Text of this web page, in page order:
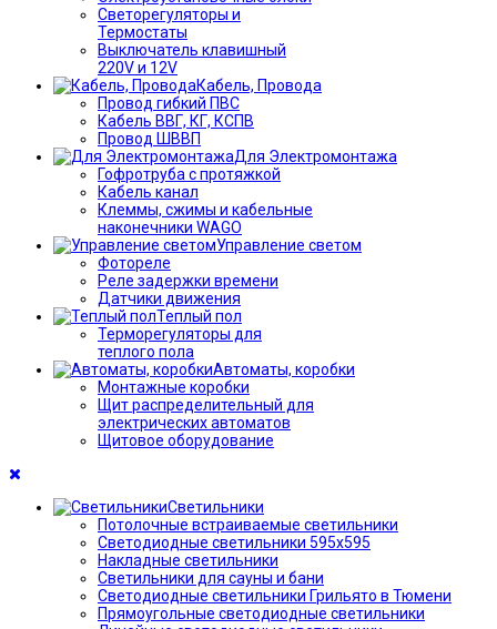
Светорегуляторы и
Термостаты
Выключатель клавишный
220V и 12V
Кабель, Провода
Провод гибкий ПВС
Кабель ВВГ, КГ, КСПВ
Провод ШВВП
Для Электромонтажа
Гофротруба с протяжкой
Кабель канал
Клеммы, сжимы и кабельные
наконечники WAGO
Управление светом
Фотореле
Реле задержки времени
Датчики движения
Теплый пол
Терморегуляторы для
теплого пола
Автоматы, коробки
Монтажные коробки
Щит распределительный для
электрических автоматов
Щитовое оборудование
Светильники
Потолочные встраиваемые светильники
Светодиодные светильники 595х595
Накладные светильники
Светильники для сауны и бани
Светодиодные светильники Грильято в Тюмени
Прямоугольные светодиодные светильники